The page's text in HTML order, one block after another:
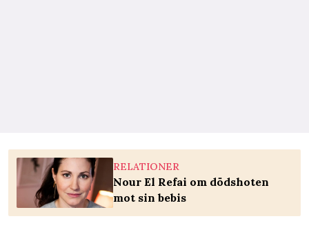
RELATIONER
Nour El Refai om dödshoten
mot sin bebis